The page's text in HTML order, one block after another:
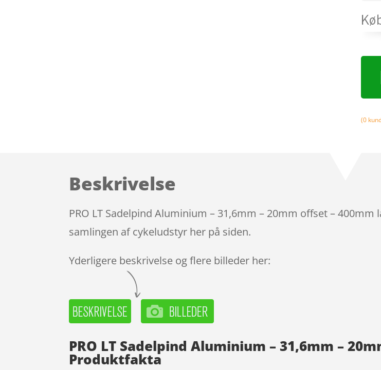
(0
Beskrivelse
PRO LT Sadelpind Aluminium – 31,6mm – 20mm offset –
samlingen af cykeludstyr her på siden.
Yderligere beskrivelse og flere billeder her:
PRO LT Sadelpind Aluminium – 31,6mm –
Produktfakta